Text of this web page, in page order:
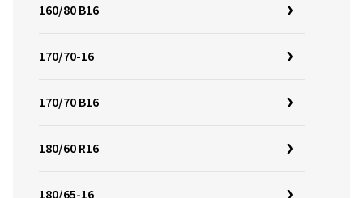
160/80 B16
170/70-16
170/70 B16
180/60 R16